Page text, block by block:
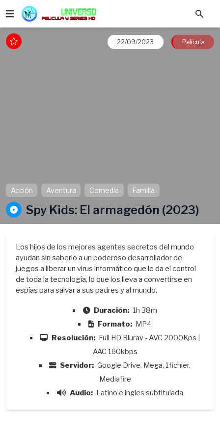
22/09/2023 Película
Acción Aventura Comedia Familia
Spy Kids: El armagedón (2023)
Los hijos de los mejores agentes secretos del mundo
ayudan sin saberlo a un poderoso desarrollador de
juegos a liberar un virus informático que le da el control
de toda la tecnología, lo que los lleva a convertirse en
espías para salvar a sus padres y al mundo.
Duración: 1h 38m
Formato: MP4
Resolución: Full HD Bluray - AVC 2000Kps |
AAC 160kbps
Servidor: Google Drive, Mega, 1fichier,
Mediafire
Audio: Latino e ingles subtitulada